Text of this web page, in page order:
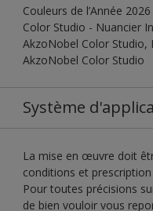
Couleurs de l’Année
Color Studio - Nuancier
AkzoNobel Color Studio,
AkzoNobel Color Studio
Système
La mise en œuvre doit
conditions et
Pour toutes précisions
de bien vouloir vous